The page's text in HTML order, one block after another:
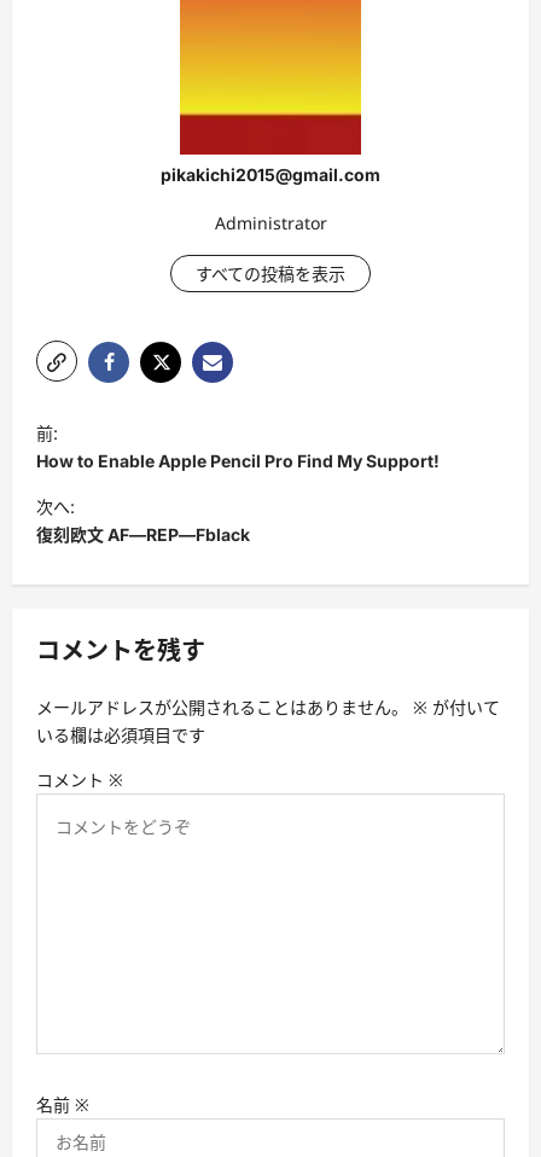
pikakichi2015@gmail.com
Administrator
すべての投稿を表示
投
稿
ナ
ビ
シ
ン
前:
How to Enable Apple Pencil Pro Find My Support!
次へ:
復刻欧文 AF―REP―Fblack
コメントを残す
メールアドレスが公開されることはありません。 ※ が付いて
いる欄は必須項目です
コメント ※
名前 ※